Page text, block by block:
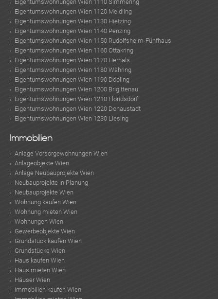
Eigentumswohnungen Wien 1110 Simmering
Eigentumswohnungen Wien 1120 Meidling
Eigentumswohnungen Wien 1130 Hietzing
Eigentumswohnungen Wien 1140 Penzing
Eigentumswohnungen Wien 1150 Rudolfsheim-Fünfhaus
Eigentumswohnungen Wien 1160 Ottakring
Eigentumswohnungen Wien 1170 Hernals
Eigentumswohnungen Wien 1180 Währing
Eigentumswohnungen Wien 1190 Döbling
Eigentumswohnungen Wien 1200 Brigittenau
Eigentumswohnungen Wien 1210 Floridsdorf
Eigentumswohnungen Wien 1220 Donaustadt
Eigentumswohnungen Wien 1230 Liesing
Immobilien
Anlage Vorsorgewohnungen Wien
Anlageobjekte Wien
Anlage Neubauprojekte Wien
Neubauprojekte in Planung
Neubauprojekte Wien
Wohnung kaufen Wien
Wohnung mieten Wien
Wohnungen Wien
Gewerbeobjekte Wien
Grundstück kaufen Wien
Grundstücke Wien
Haus kaufen Wien
Haus mieten Wien
Häuser Wien
Immobilien kaufen Wien